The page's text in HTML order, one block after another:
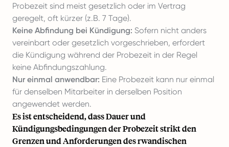
Probezeit sind meist gesetzlich oder im Vertrag
geregelt, oft kürzer (z.B. 7 Tage).
Keine Abfindung bei Kündigung: Sofern nicht anders
vereinbart oder gesetzlich vorgeschrieben, erfordert
die Kündigung während der Probezeit in der Regel
keine Abfindungszahlung.
Nur einmal anwendbar: Eine Probezeit kann nur einmal
für denselben Mitarbeiter in derselben Position
angewendet werden.
Es ist entscheidend, dass Dauer und
Kündigungsbedingungen der Probezeit strikt den
Grenzen und Anforderungen des rwandischen